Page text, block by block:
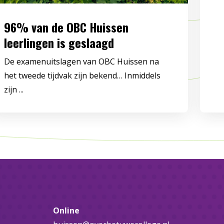
96% van de OBC Huissen
leerlingen is geslaagd
De examenuitslagen van OBC Huissen na
het tweede tijdvak zijn bekend… Inmiddels
zijn ...
Online